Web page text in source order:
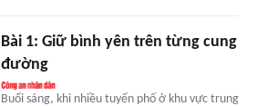
Bài 1: Giữ bình yên trên từng cung
đường
Buổi sáng, khi nhiều tuyến phố ở khu vực trung